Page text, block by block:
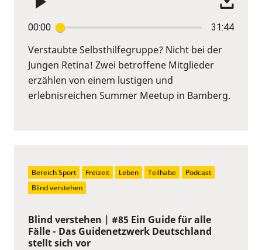
00:00 31:44
Verstaubte Selbsthilfegruppe? Nicht bei der
Jungen Retina! Zwei betroffene Mitglieder
erzählen von einem lustigen und
erlebnisreichen Summer Meetup in Bamberg.
Blind verstehen | #85 Ein Guide für alle
Fälle - Das Guidenetzwerk Deutschland
stellt sich vor
Bereich Sport Freizeit Leben Teilhabe
Podcast
Blind verstehen